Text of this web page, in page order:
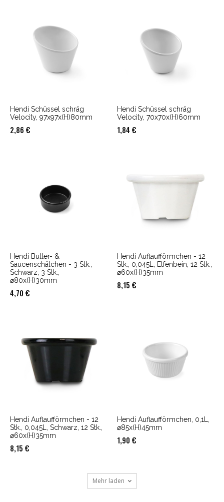
Hendi Schüssel schräg
Velocity, 97x97x(H)80mm
2,86 €
Hendi Schüssel schräg
Velocity, 70x70x(H)60mm
1,84 €
Hendi Butter- &
Saucenschälchen - 3 Stk.,
Schwarz, 3 Stk.,
⌀80x(H)30mm
4,70 €
Hendi Auflaufförmchen - 12
Stk., 0,045L, Elfenbein, 12 Stk.,
⌀60x(H)35mm
8,15 €
Hendi Auflaufförmchen - 12
Stk., 0,045L, Schwarz, 12 Stk.,
⌀60x(H)35mm
8,15 €
Hendi Auflaufförmchen, 0,1L,
⌀85x(H)45mm
1,90 €
Mehr laden